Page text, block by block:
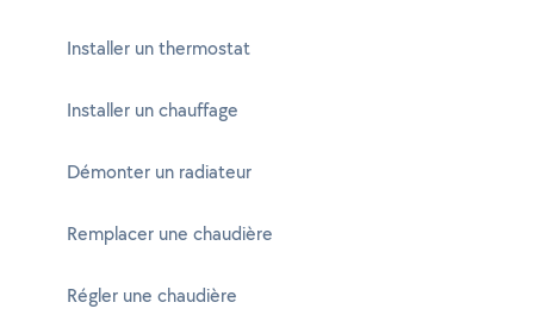
Installer un thermostat
Installer un chauffage
Démonter un radiateur
Remplacer une chaudière
Régler une chaudière